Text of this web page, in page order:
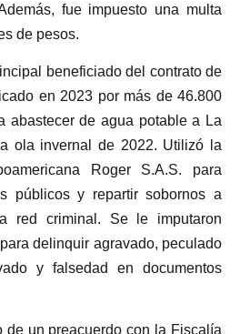
fue impuesto una multa
de pesos.
beneficiado del contrato de
en 2023 por más de 46.800
abastecer de agua potable a La
ola invernal de 2022. Utilizó la
Roger S.A.S. para
públicos y repartir sobornos a
red criminal. Se le imputaron
delinquir agravado, peculado
y falsedad en documentos
de un preacuerdo con la Fiscalía